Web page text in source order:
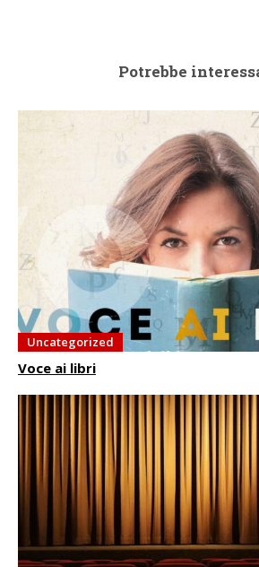
Potrebbe
Uncategorized
Voce ai libri